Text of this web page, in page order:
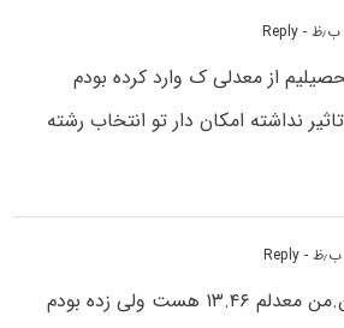
- Reply
از معدلی ک وارد کرده بودم
نداشته امکان دار تو انتخاب رشته
- Reply
سلام توروخدا کمک کنین.من معدلم ۱۳.۴۶ هست ولی زده بودم